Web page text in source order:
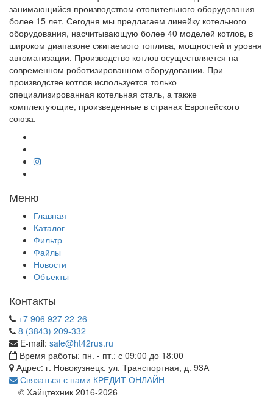
занимающийся производством отопительного оборудования
более 15 лет. Сегодня мы предлагаем линейку котельного
оборудования, насчитывающую более 40 моделей котлов, в
широком диапазоне сжигаемого топлива, мощностей и уровня
автоматизации. Производство котлов осуществляется на
современном роботизированном оборудовании. При
производстве котлов используется только
специализированная котельная сталь, а также
комплектующие, произведенные в странах Европейского
союза.
Меню
Главная
Каталог
Фильтр
Файлы
Новости
Объекты
Контакты
+7 906 927 22-26
8 (3843) 209-332
E-mail: sale@ht42rus.ru
Время работы: пн. - пт.: с 09:00 до 18:00
Адрес: г. Новокузнецк, ул. Транспортная, д. 93А
Связаться с нами КРЕДИТ ОНЛАЙН
© Хайцтехник 2016-2026